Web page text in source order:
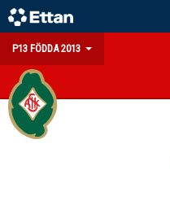
P13 FÖDDA 2013
HEM